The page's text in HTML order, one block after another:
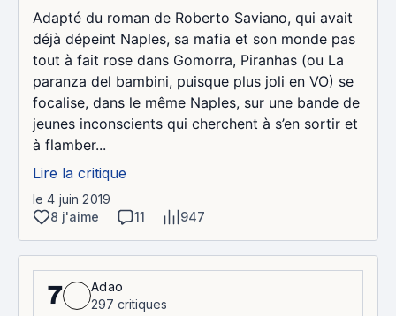
Adapté du roman de Roberto Saviano, qui avait
déjà dépeint Naples, sa mafia et son monde pas
tout à fait rose dans Gomorra, Piranhas (ou La
paranza del bambini, puisque plus joli en VO) se
focalise, dans le même Naples, sur une bande de
jeunes inconscients qui cherchent à s’en sortir et
à flamber...
Lire la critique
le 4 juin 2019
8 j'aime
11 947
7
Adao
297 critiques